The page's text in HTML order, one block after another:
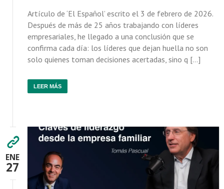
Artículo de ‘El Español’ escrito el 3 de febrero de 2026.
Después de más de 25 años trabajando con líderes
empresariales, he llegado a una conclusión que se
confirma cada día: los líderes que dejan huella no son
solo quienes toman decisiones acertadas, sino q […]
LEER MÁS
ENE
27